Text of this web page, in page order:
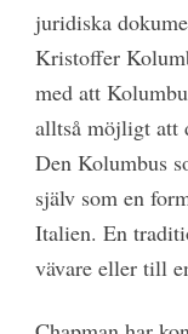
juridiska
Kristoffer
med att
alltså möjligt att
Den Kolumbus
själv som en
Italien. En
vävare eller till